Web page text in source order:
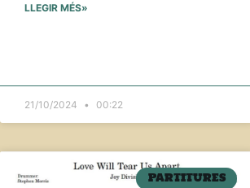
LLEGIR MÉS»
21/10/2024 00:22
PARTITURES